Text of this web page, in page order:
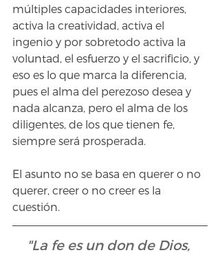
múltiples capacidades interiores,
activa la creatividad, activa el
ingenio y por sobretodo activa la
voluntad, el esfuerzo y el sacrificio, y
eso es lo que marca la diferencia,
pues el alma del perezoso desea y
nada alcanza, pero el alma de los
diligentes, de los que tienen fe,
siempre será prosperada.
El asunto no se basa en querer o no
querer, creer o no creer es la
cuestión.
"La fe es un don de Dios,